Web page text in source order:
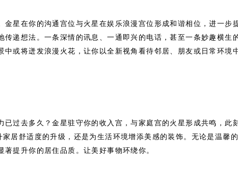
星在你的沟通宫位与火星在娱乐浪漫宫位形成和谐相位，进一步
递想法。一条深情的讯息、一通即兴的电话，甚至一条妙趣横生
或将迸发浪漫火花，让你以全新视角看待邻居、朋友或日常环境
过去多久？金星驻守你的收入宫，与家庭宫的火星形成共鸣，此
居舒适度的升级，还是为生活环境增添美感的装饰。无论是温馨
提升你的居住品质。让美好事物环绕你。